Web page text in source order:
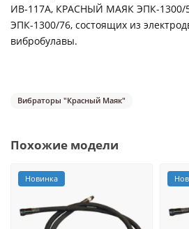
ИВ-117А, КРАСНЫЙ МАЯК ЭПК-
ЭПК-1300/76, состоящих из
вибробулавы.
Вибраторы "Красный Маяк"
Похожие модели
Новинка